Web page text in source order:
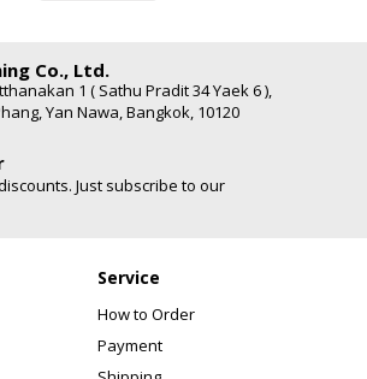
Co., Ltd.
1 ( Sathu Pradit 34 Yaek 6 ),
Yan Nawa, Bangkok, 10120
Just subscribe to our
Service
How to Order
Payment